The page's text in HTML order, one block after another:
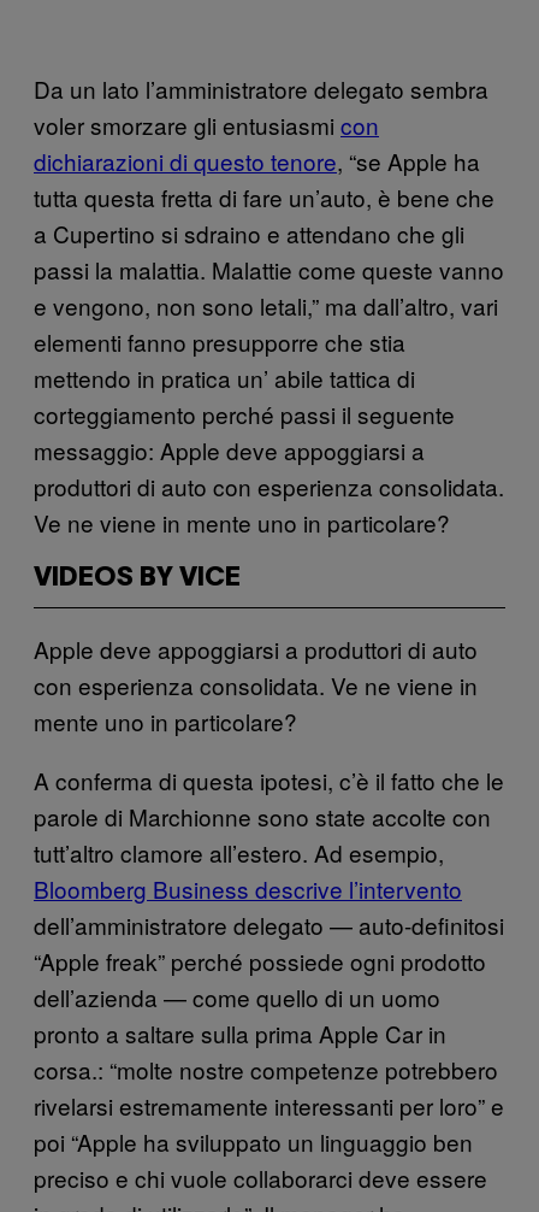
Da un lato l’amministratore delegato sembra
voler smorzare gli entusiasmi con
dichiarazioni di questo tenore, “se Apple ha
tutta questa fretta di fare un’auto, è bene che
a Cupertino si sdraino e attendano che gli
passi la malattia. Malattie come queste vanno
e vengono, non sono letali,” ma dall’altro, vari
elementi fanno presupporre che stia
mettendo in pratica un’ abile tattica di
corteggiamento perché passi il seguente
messaggio: Apple deve appoggiarsi a
produttori di auto con esperienza consolidata.
Ve ne viene in mente uno in particolare?
VIDEOS BY VICE
Apple deve appoggiarsi a produttori di auto
con esperienza consolidata. Ve ne viene in
mente uno in particolare?
A conferma di questa ipotesi, c’è il fatto che le
parole di Marchionne sono state accolte con
tutt’altro clamore all’estero. Ad esempio,
Bloomberg Business descrive l’intervento
dell’amministratore delegato — auto-definitosi
“Apple freak” perché possiede ogni prodotto
dell’azienda — come quello di un uomo
pronto a saltare sulla prima Apple Car in
corsa.: “molte nostre competenze potrebbero
rivelarsi estremamente interessanti per loro” e
poi “Apple ha sviluppato un linguaggio ben
preciso e chi vuole collaborarci deve essere